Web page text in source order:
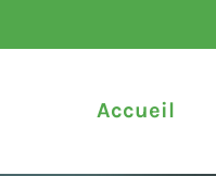
Accueil